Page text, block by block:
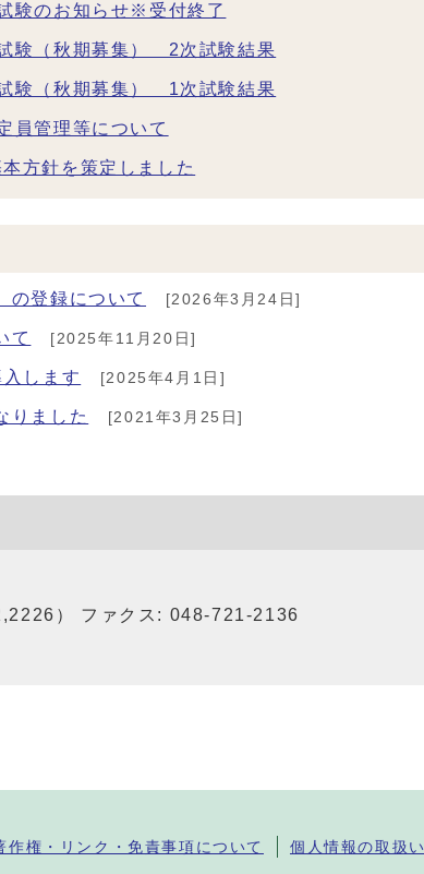
験のお知らせ※受付終了
験（秋期募集） 2次試験結果
験（秋期募集） 1次試験結果
員管理等について
方針を策定しました
の登録について [2026年3月24日]
て [2025年11月20日]
します [2025年4月1日]
りました [2021年3月25日]
） ファクス: 048-721-2136
作権・リンク・免責事項について 個人情報の取扱い